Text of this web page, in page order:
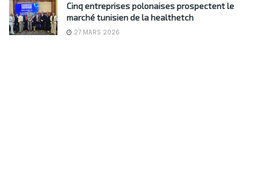
Cinq entreprises polonaises prospectent le
marché tunisien de la healthetch
27 MARS 2026